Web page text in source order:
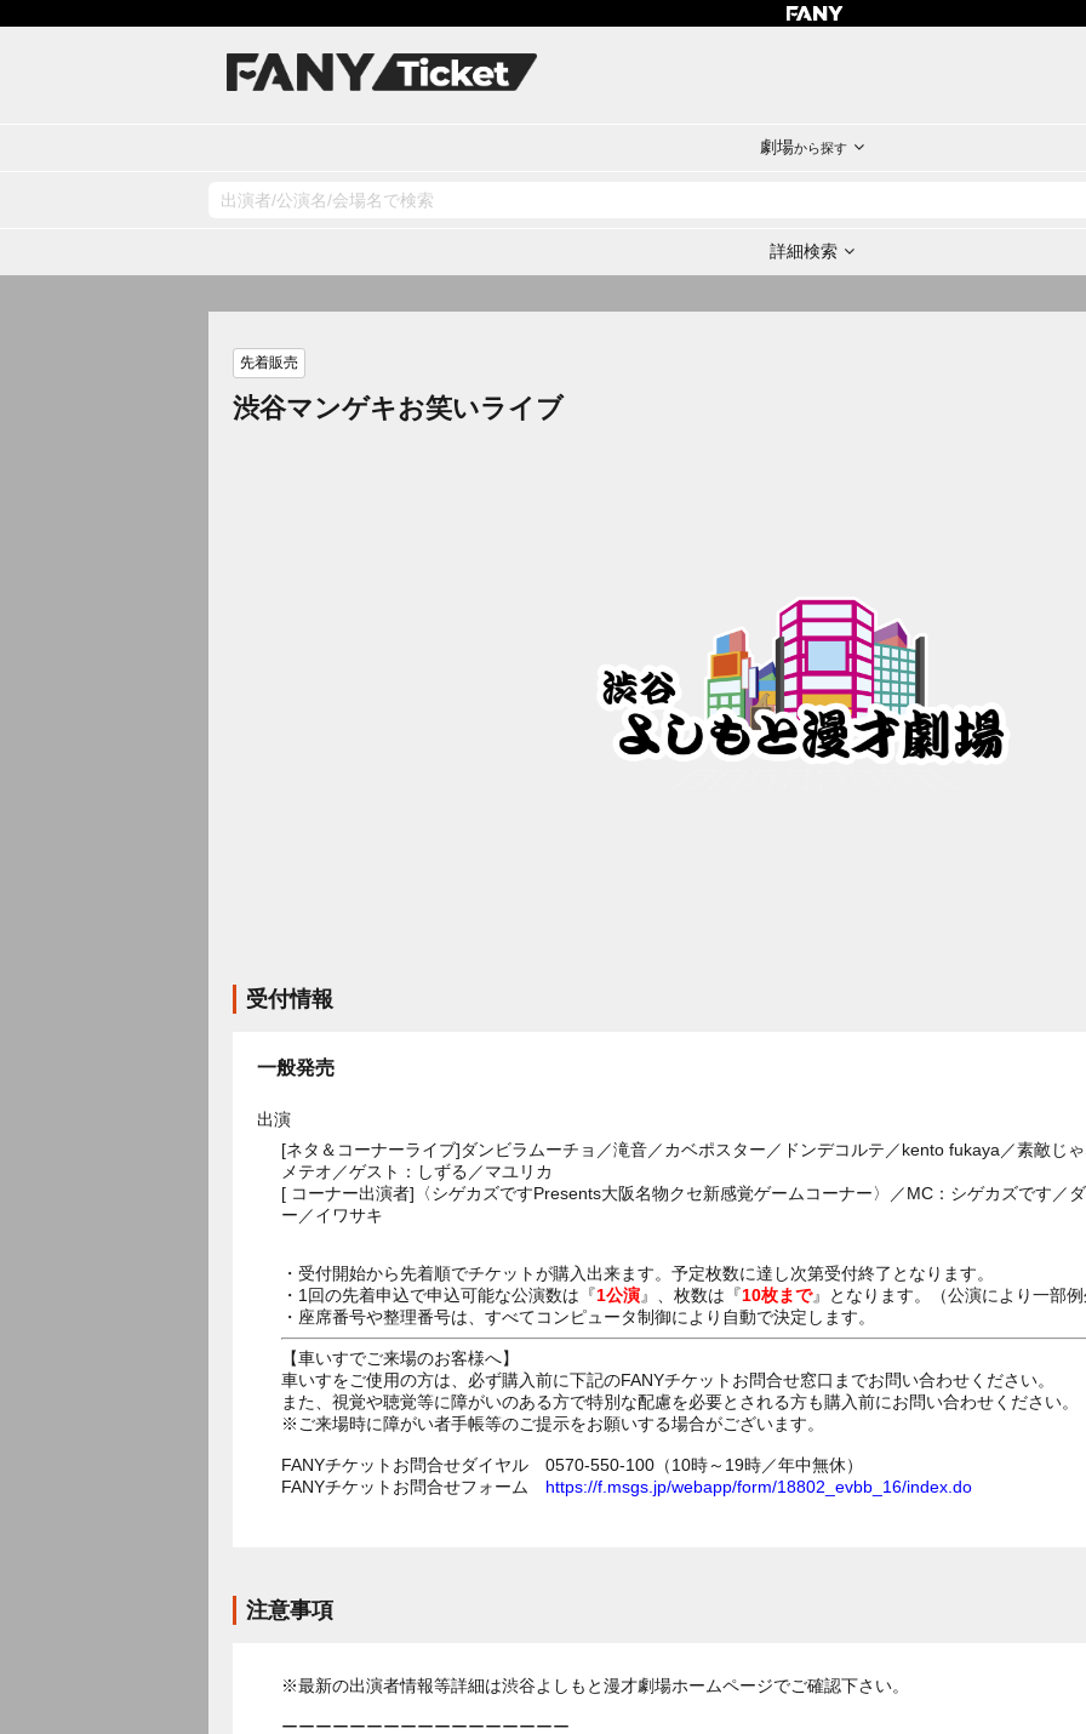
劇場から探す
詳細検索
先着販売
渋谷マンゲキお笑いライブ
受付情報
一般発売
出演
[ネタ＆コーナーライブ]ダンビラムーチョ／滝音／カベポスター／ドンデコルテ／kento fukaya／素敵じ
メテオ／ゲスト：しずる／マユリカ
[ コーナー出演者]〈シゲカズですPresents大阪名物クセ新感覚ゲームコーナー〉／MC：シゲカズです／
ー／イワサキ
・受付開始から先着順でチケットが購入出来ます。予定枚数に達し次第受付終了となります。
・1回の先着申込で申込可能な公演数は『1公演』、枚数は『10枚まで』となります。（公演により一部
・座席番号や整理番号は、すべてコンピュータ制御により自動で決定します。
【車いすでご来場のお客様へ】
車いすをご使用の方は、必ず購入前に下記のFANYチケットお問合せ窓口までお問い合わせください。
また、視覚や聴覚等に障がいのある方で特別な配慮を必要とされる方も購入前にお問い合わせください。
※ご来場時に障がい者手帳等のご提示をお願いする場合がございます。
FANYチケットお問合せダイヤル 0570-550-100（10時～19時／年中無休）
FANYチケットお問合せフォーム https://f.msgs.jp/webapp/form/18802_evbb_16/index.do
注意事項
※最新の出演者情報等詳細は渋谷よしもと漫才劇場ホームページでご確認下さい。
ーーーーーーーーーーーーーーーーー